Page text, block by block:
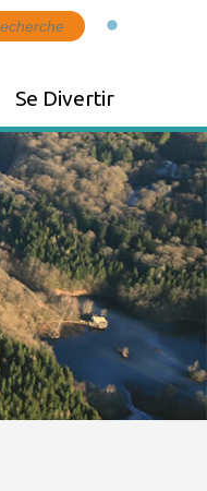
Se Divertir
Culture
Equipements de loisirs
Tourisme
Zoom - Patrimoine
naturel
Agenda